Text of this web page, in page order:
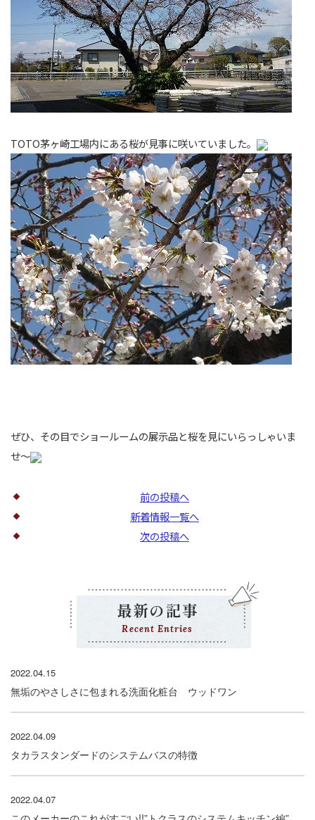
TOTO茅ヶ崎工場内にある桜が見事に咲いていました。
ぜひ、その目でショールームの展示品と桜を見にいらっしゃいま
せ～
前の投稿へ
新着情報一覧へ
次の投稿へ
最新の記事
Recent Entries
2022.04.15
無垢のやさしさに包まれる洗面化粧台 ウッドワン
2022.04.09
タカラスタンダードのシステムバスの特徴
2022.04.07